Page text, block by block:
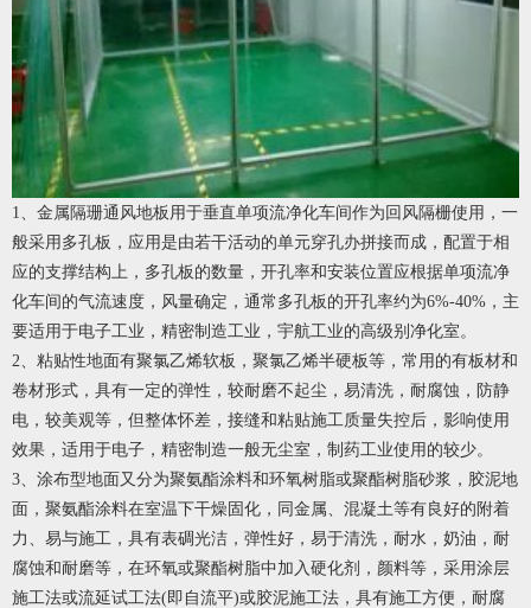
1、金属隔珊通风地板用于垂直单项流净化车间作为回风隔栅使用，一
般采用多孔板，应用是由若干活动的单元穿孔办拼接而成，配置于相
应的支撑结构上，多孔板的数量，开孔率和安装位置应根据单项流净
化车间的气流速度，风量确定，通常多孔板的开孔率约为6%-40%，主
要适用于电子工业，精密制造工业，宇航工业的高级别净化室。
2、粘贴性地面有聚氯乙烯软板，聚氯乙烯半硬板等，常用的有板材和
卷材形式，具有一定的弹性，较耐磨不起尘，易清洗，耐腐蚀，防静
电，较美观等，但整体怀差，接缝和粘贴施工质量失控后，影响使用
效果，适用于电子，精密制造一般无尘室，制药工业使用的较少。
3、涂布型地面又分为聚氨酯涂料和环氧树脂或聚酯树脂砂浆，胶泥地
面，聚氨酯涂料在室温下干燥固化，同金属、混凝土等有良好的附着
力、易与施工，具有表碉光洁，弹性好，易于清洗，耐水，奶油，耐
腐蚀和耐磨等，在环氧或聚酯树脂中加入硬化剂，颜料等，采用涂层
施工法或流延试工法(即自流平)或胶泥施工法，具有施工方便，耐腐